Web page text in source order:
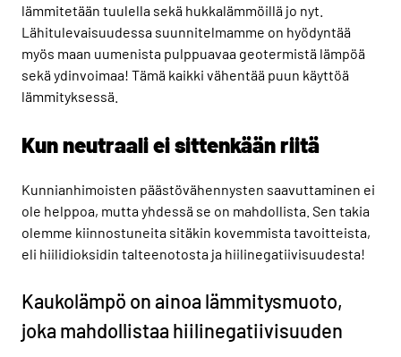
lämmitetään tuulella sekä hukkalämmöillä jo nyt.
Lähitulevaisuudessa suunnitelmamme on hyödyntää
myös maan uumenista pulppuavaa geotermistä lämpöä
sekä ydinvoimaa! Tämä kaikki vähentää puun käyttöä
lämmityksessä.
Kun neutraali ei sittenkään riitä
Kunnianhimoisten päästövähennysten saavuttaminen ei
ole helppoa, mutta yhdessä se on mahdollista. Sen takia
olemme kiinnostuneita sitäkin kovemmista tavoitteista,
eli hiilidioksidin talteenotosta ja hiilinegatiivisuudesta!
Kaukolämpö on ainoa lämmitysmuoto,
joka mahdollistaa hiilinegatiivisuuden